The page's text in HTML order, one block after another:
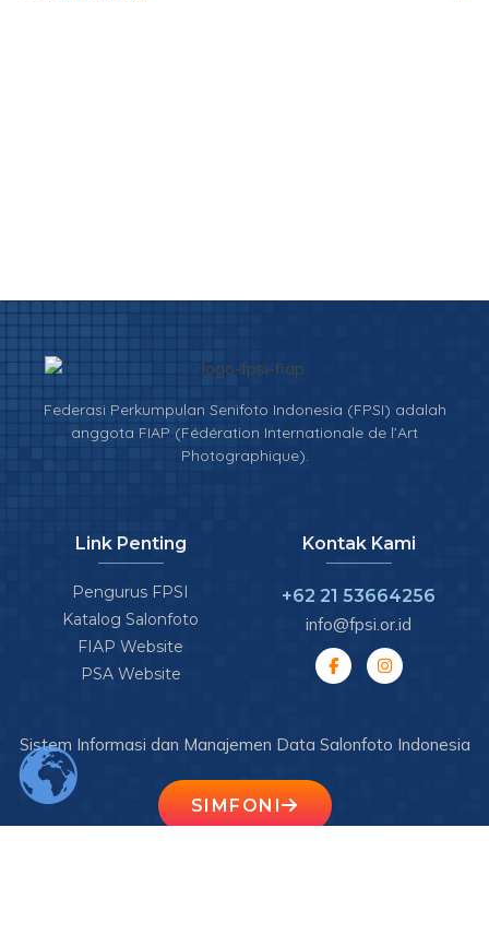
Federasi Perkumpulan Senifoto Indonesia (FPSI) adalah
anggota FIAP (Fédération Internationale de l’Art
Photographique).
Link Penting
Pengurus FPSI
Katalog Salonfoto
FIAP Website
PSA Website
Kontak Kami
+62 21 53664256
info@fpsi.or.id
Sistem Informasi dan Manajemen Data Salonfoto Indonesia
SIMFONI